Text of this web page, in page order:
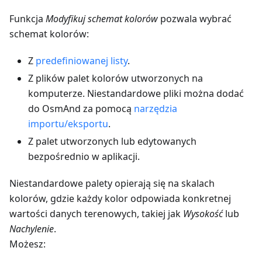
Funkcja Modyfikuj schemat kolorów pozwala wybrać
schemat kolorów:
Z predefiniowanej listy.
Z plików palet kolorów utworzonych na
komputerze. Niestandardowe pliki można dodać
do OsmAnd za pomocą narzędzia
importu/eksportu.
Z palet utworzonych lub edytowanych
bezpośrednio w aplikacji.
Niestandardowe palety opierają się na skalach
kolorów, gdzie każdy kolor odpowiada konkretnej
wartości danych terenowych, takiej jak Wysokośćlub
Nachylenie.
Możesz: